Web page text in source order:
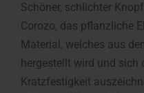
Schöner, schlichter
Corozo, das pflanzliche
Material, welches aus
hergestellt wird und sich
Kratzfestigkeit